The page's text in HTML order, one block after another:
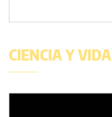
CIENCIA Y VIDA